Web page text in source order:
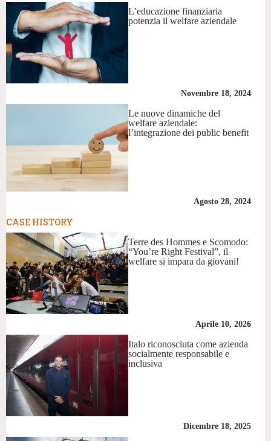
L’educazione finanziaria
potenzia il welfare aziendale
Novembre 18, 2024
Le nuove dinamiche del
welfare aziendale:
l’integrazione dei public benefit
Agosto 28, 2024
CASE HISTORY
Terre des Hommes e Scomodo:
“You’re Right Festival”, il
welfare si impara da giovani!
Aprile 10, 2026
Italo riconosciuta come azienda
socialmente responsabile e
inclusiva
Dicembre 18, 2025